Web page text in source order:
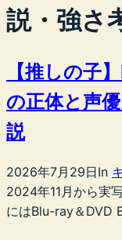
説・強さ
【推しの子
の正体と声
説
2026年7月29日In
2024年11月から実
にはBlu-ray＆DVD